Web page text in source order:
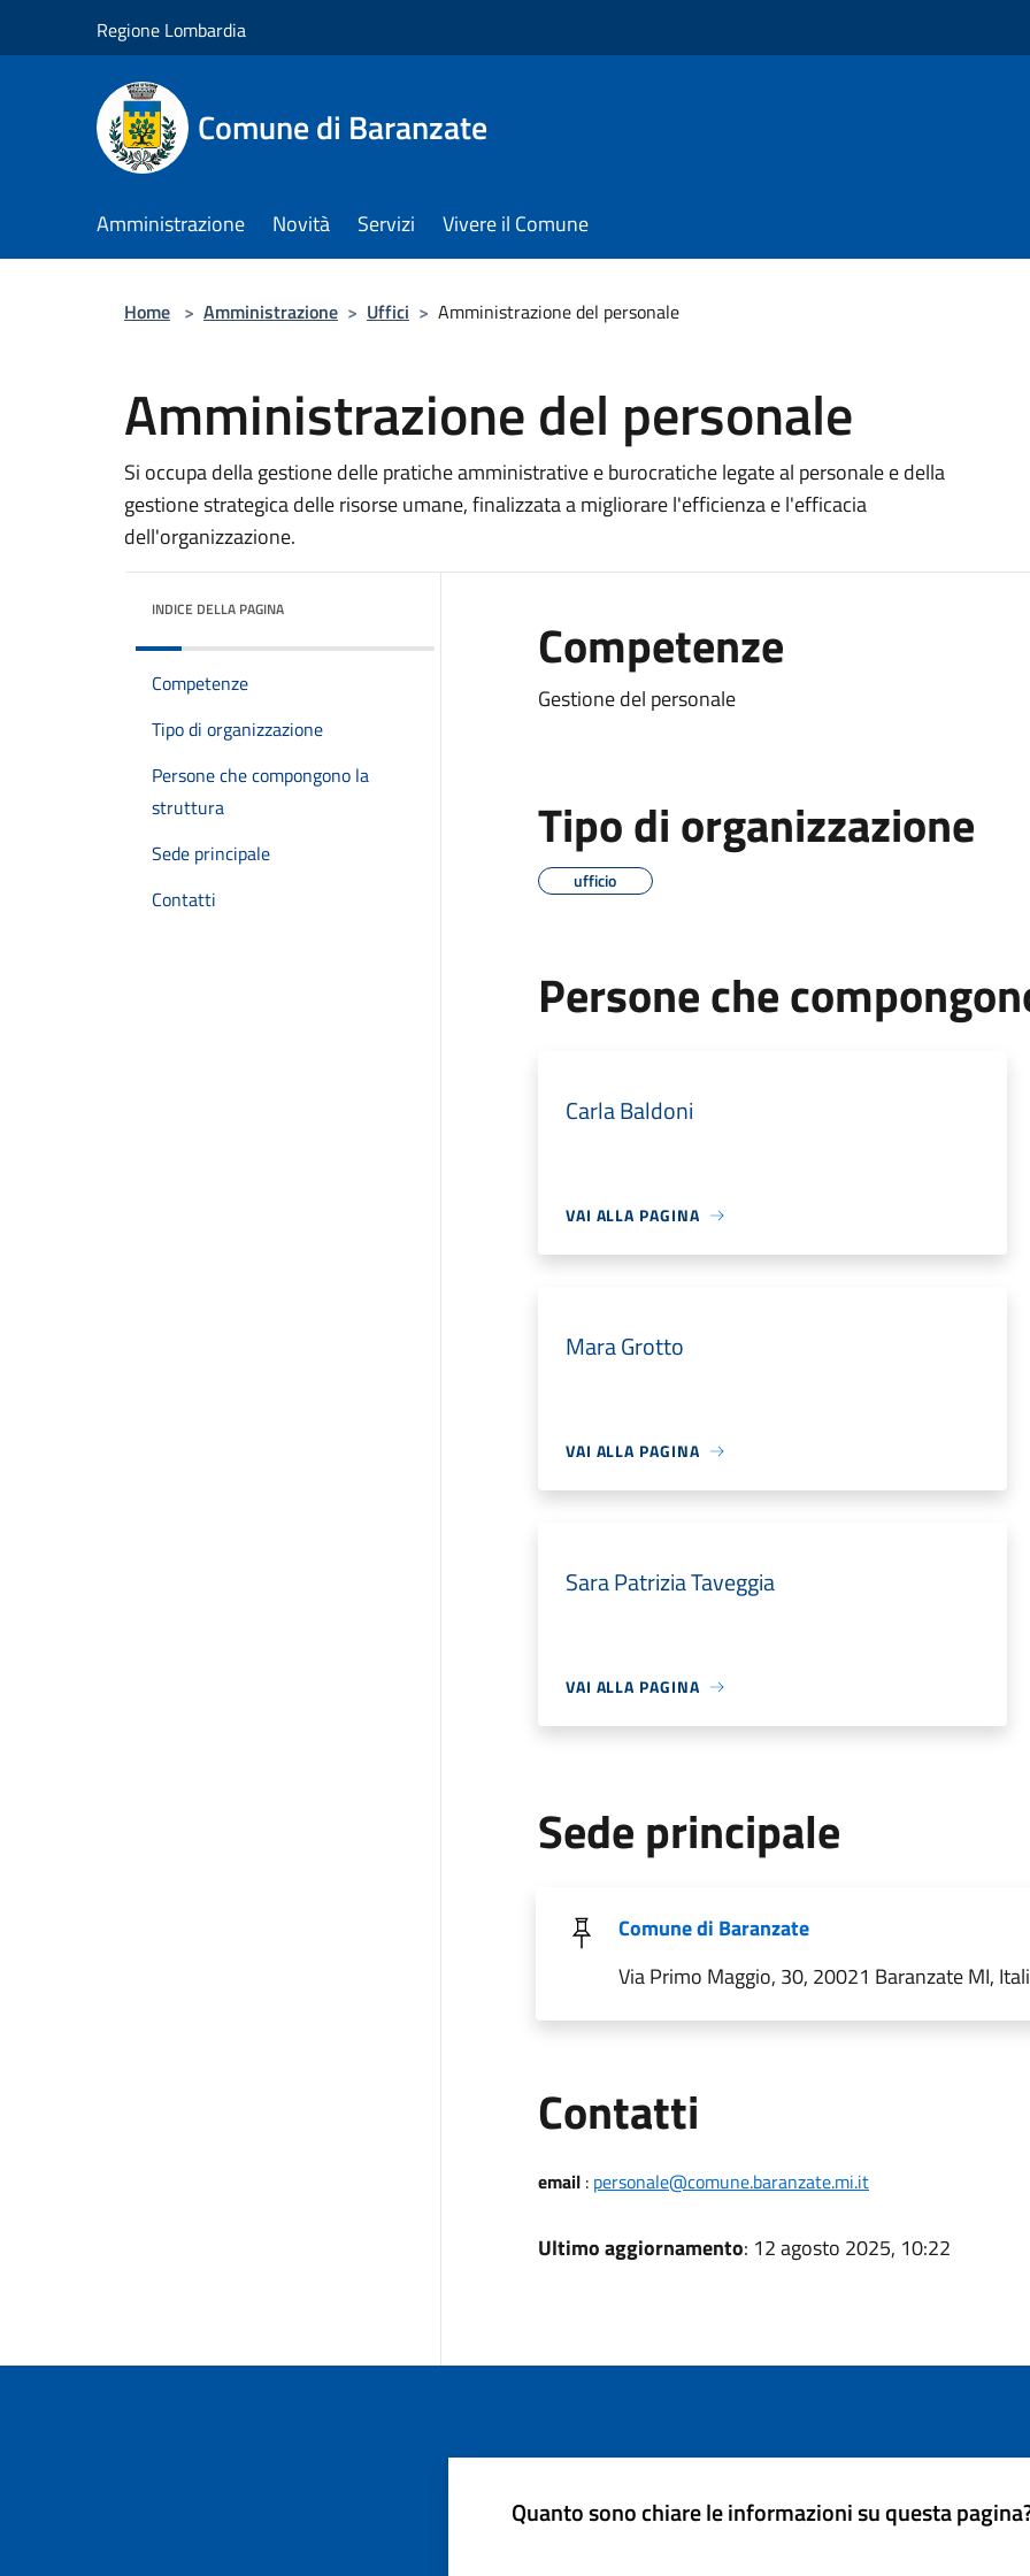
Regione Lombardia
Comune di Baranzate
Amministrazione Novità Servizi Vivere il Comune
Home > Amministrazione > Uffici > Amministrazione del personale
Amministrazione del personale
Si occupa della gestione delle pratiche amministrative e burocratiche legate al personale e della
gestione strategica delle risorse umane, finalizzata a migliorare l'efficienza e l'efficacia
dell'organizzazione.
INDICE DELLA PAGINA
Competenze
Tipo di organizzazione
Persone che compongono la
struttura
Sede principale
Contatti
Competenze
Gestione del personale
Tipo di organizzazione
ufficio
Persone che
Carla Baldoni
VAI ALLA PAGINA
Mara Grotto
VAI ALLA PAGINA
Sara Patrizia Taveggia
VAI ALLA PAGINA
Sede principale
Comune di Baranzate
Via Primo Maggio, 30, 20021 Baranzate MI,
Contatti
email: personale@comune.baranzate.mi.it
Ultimo aggiornamento: 12 agosto 2025, 10:22
Quanto sono chiare le informazioni su questa